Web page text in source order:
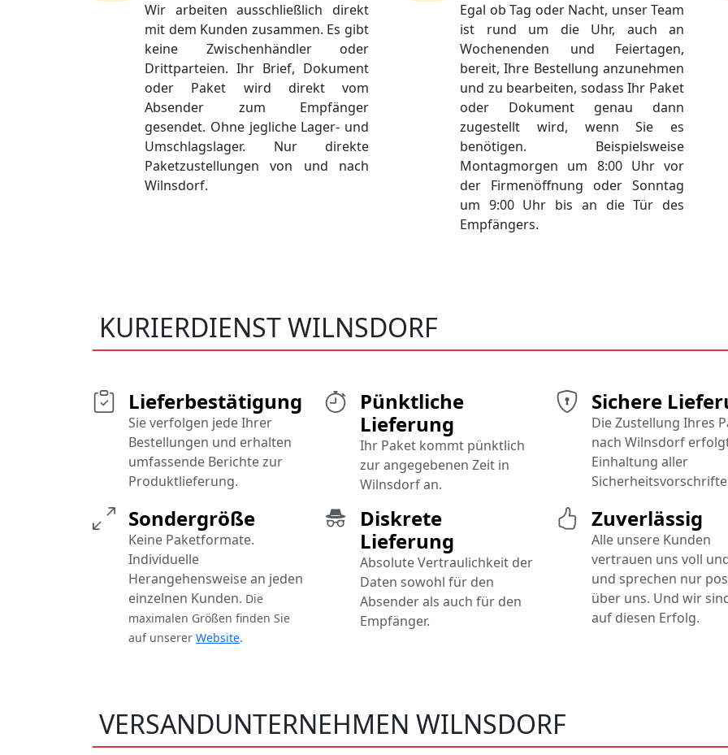
Wir arbeiten ausschließlich direkt
mit dem Kunden zusammen. Es gibt
keine Zwischenhändler oder
Drittparteien. Ihr Brief, Dokument
oder Paket wird direkt vom
Absender zum Empfänger
gesendet. Ohne jegliche Lager- und
Umschlagslager. Nur direkte
Paketzustellungen von und nach
Wilnsdorf.
Egal ob Tag oder Nacht, unser Team
ist rund um die Uhr, auch an
Wochenenden und Feiertagen,
bereit, Ihre Bestellung anzunehmen
und zu bearbeiten, sodass Ihr Paket
oder Dokument genau dann
zugestellt wird, wenn Sie es
benötigen. Beispielsweise
Montagmorgen um 8:00 Uhr vor
der Firmenöffnung oder Sonntag
um 9:00 Uhr bis an die Tür des
Empfängers.
KURIERDIENST WILNSDORF
Pünktliche
Lieferung
Ihr Paket kommt pünktlich
zur angegebenen Zeit in
Wilnsdorf an.
Sichere
Die Zustellung Ihres
nach Wilnsdorf
Einhaltung aller
Diskrete
Lieferung
Absolute Vertraulichkeit der
Daten sowohl für den
Absender als auch für den
Empfänger.
Sondergröße
Keine Paketformate.
Individuelle
Herangehensweise an jeden
einzelnen Kunden. Die
maximalen Größen finden Sie
auf unserer Website.
Lieferbestätigung
Sie verfolgen jede Ihrer
Bestellungen und erhalten
umfassende Berichte zur
Produktlieferung.
Zuverlässig
Alle unsere Kunden
vertrauen uns voll
und sprechen nur
über uns. Und wir
auf diesen Erfolg.
VERSANDUNTERNEHMEN WILNSDORF